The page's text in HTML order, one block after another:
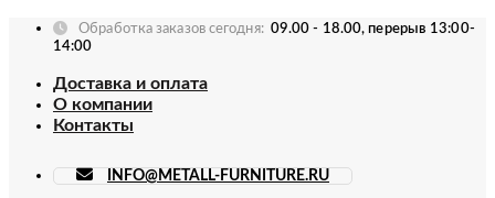
Skip
Обработка заказов сегодня: 09.00 - 18.00, перерыв 13:00-
14:00
Доставка и оплата
О компании
Контакты
INFO@METALL-FURNITURE.RU